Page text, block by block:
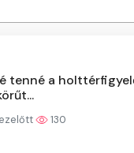
tenné a
130